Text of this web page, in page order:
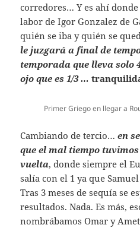
corredores… Y es ahí
labor de Igor Gonzalez de
quién se iba y quién se
le juzgará a final de
temporada que lleva solo
ojo que es 1/3 …
Primer Griego en llegar a
Cambiando de tercio…en
que el mal tiempo
vuelta, donde siempre el
salía con el 1 ya que
Tras 3 meses de sequía se
resultados. Nada. Es más,
nombrábamos Omar y